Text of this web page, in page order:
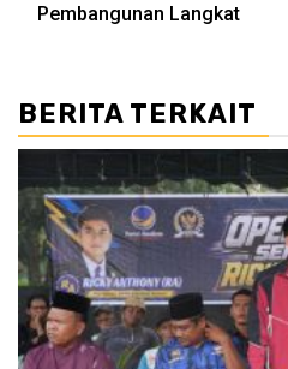
Pembangunan Langkat
BERITA TERKAIT